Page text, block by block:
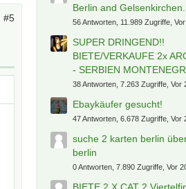
#5
Berlin and Gelsenkirchen.
56 Antworten, 11.989 Zugriffe,
SUPER DRINGEND!!
BIETE/VERKAUFE 2x
- SERBIEN
38 Antworten, 7.263 Zugriffe, Vor
Ebaykäufer gesucht!
47 Antworten, 6.678 Zugriffe, Vor
suche 2 karten berlin
berlin
0 Antworten, 7.890 Zugriffe, Vor